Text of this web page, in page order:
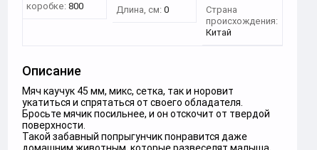
коробке: 800 Длина, см: 0
Страна
происхождения:
Китай
Описание
Мяч каучук 45 мм, микс, сетка, так и норовит
укатиться и спрятаться от своего обладателя.
Бросьте мячик посильнее, и он отскочит от твердой
поверхности.
Такой забавный попрыгунчик понравится даже